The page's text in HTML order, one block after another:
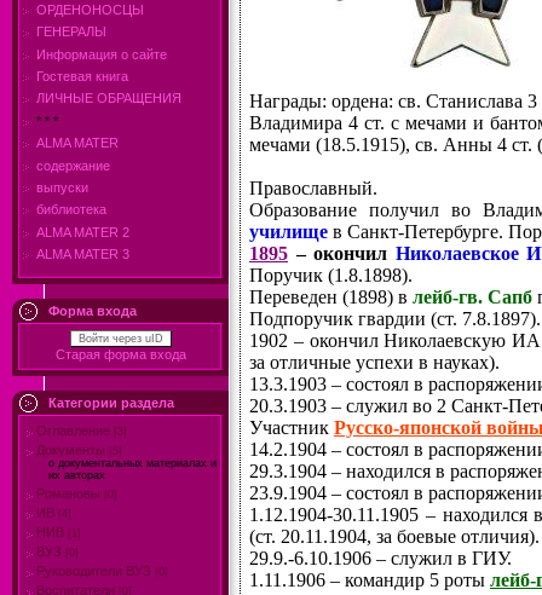
ОРДЕНОНОСЦЫ
ГЕНЕРАЛЫ
Информация о сайте
Гостевая книга
ЛИЧНЫЕ ОБРАЩЕНИЯ
* * *
ALMA MATER
содержание
выпуски
библиотека
ALMA MATER 2
ALMA MATER 3
Форма входа
Войти через uID
Старая форма входа
Категории раздела
Оглавление
[3]
Документы
[5]
о документальных материалах и
их авторах
Романовы [0]
ИВ [4]
НИВ [1]
ВУЗ [0]
Руководители ВУЗ [0]
Воспитатели [0]
Награды: ордена: св. Станислава
Владимира 4 ст. с мечами и
мечами (18.5.1915), св. Анны 4 ст.
Православный.
Образование получил во
училище в Санкт-Петербурге.
1895 – окончил Николаевское
Поручик (1.8.1898).
Переведен (1898) в лейб-гв. Сапб
Подпоручик гвардии (ст.
1902 – окончил Николаевскую
за отличные успехи в науках).
13.3.1903 – состоял в
20.3.1903 – служил во 2 Санкт-
Участник Русско-японской
14.2.1904 – состоял в
29.3.1904 – находился в
23.9.1904 – состоял в
1.12.1904-30.11.1905 –
(ст. 20.11.1904, за боевые отличия).
29.9.-6.10.1906 – служил в ГИУ.
1.11.1906 – командир 5 роты лейб-